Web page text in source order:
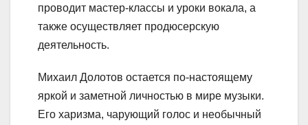
проводит мастер-классы и уроки вокала, а
также осуществляет продюсерскую
деятельность.
Михаил Долотов остается по-настоящему
яркой и заметной личностью в мире музыки.
Его харизма, чарующий голос и необычный